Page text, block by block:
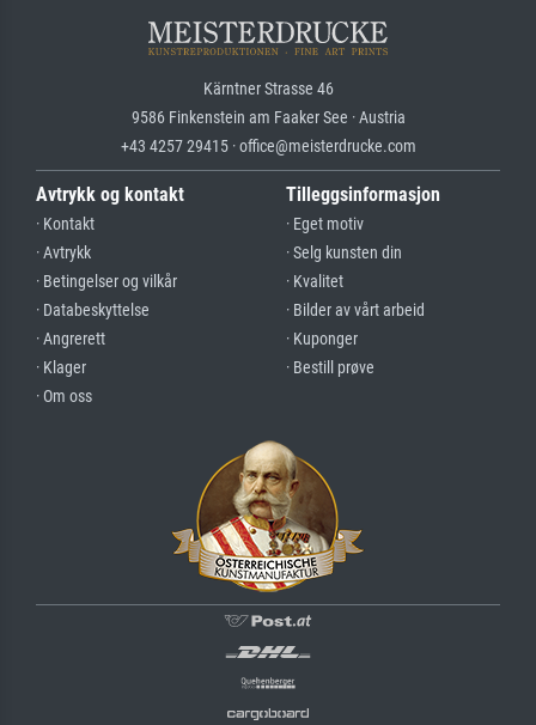
Kärntner Strasse 46
9586 Finkenstein am Faaker See · Austria
+43 4257 29415 · office@meisterdrucke.com
Avtrykk og kontakt
· Kontakt
· Avtrykk
· Betingelser og vilkår
· Databeskyttelse
· Angrerett
· Klager
· Om oss
Tilleggsinformasjon
· Eget motiv
· Selg kunsten din
· Kvalitet
· Bilder av vårt arbeid
· Kuponger
· Bestill prøve